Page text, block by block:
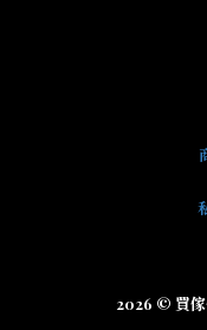
2026 © 買